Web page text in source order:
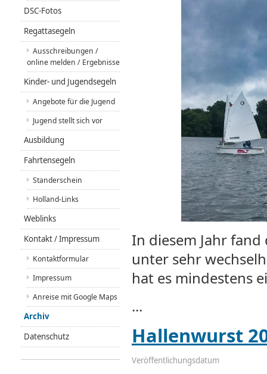
In diesem Jahr
unter sehr
hat es mindestens
...
Hallenwurst
Veröffentlichungsdatum
DSC-Fotos
Regattasegeln
Ausschreibungen /
online melden / Ergebnisse
Kinder- und Jugendsegeln
Angebote für die Jugend
Jugend stellt sich vor
Ausbildung
Fahrtensegeln
Standerschein
Holland-Links
Weblinks
Kontakt / Impressum
Kontaktformular
Impressum
Anreise mit Google Maps
Archiv
Datenschutz